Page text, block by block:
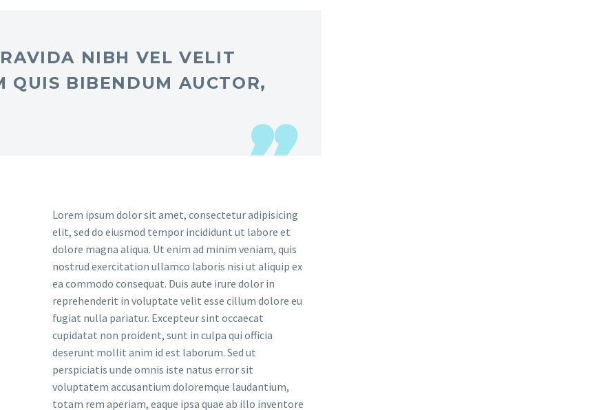
NIBH VEL VELIT
QUIS BIBENDUM AUCTOR,
Lorem ipsum dolor sit amet, consectetur adipisicing
elit, sed do eiusmod tempor incididunt ut labore et
dolore magna aliqua. Ut enim ad minim veniam, quis
nostrud exercitation ullamco laboris nisi ut aliquip ex
ea commodo consequat. Duis aute irure dolor in
reprehenderit in voluptate velit esse cillum dolore eu
fugiat nulla pariatur. Excepteur sint occaecat
cupidatat non proident, sunt in culpa qui officia
deserunt mollit anim id est laborum. Sed ut
perspiciatis unde omnis iste natus error sit
voluptatem accusantium doloremque laudantium,
totam rem aperiam, eaque ipsa quae ab illo inventore